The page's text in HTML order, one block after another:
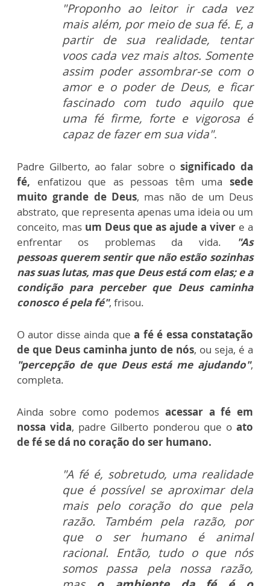
"Proponho ao leitor ir cada vez
mais além, por meio de sua fé. E, a
partir de sua realidade, tentar
voos cada vez mais altos. Somente
assim poder assombrar-se com o
amor e o poder de Deus, e ficar
fascinado com tudo aquilo que
uma fé firme, forte e vigorosa é
capaz de fazer em sua vida".
Padre Gilberto, ao falar sobre o significado da
fé, enfatizou que as pessoas têm umasede
muito grande de Deus, mas não de um Deus
abstrato, que representa apenas uma ideia ou um
conceito, mas um Deus que as ajude a viver e a
enfrentar os problemas da vida.
"As
pessoas querem sentir que não estão sozinhas
nas suas lutas, mas que Deus está com elas; e a
condição para perceber que Deus caminha
conosco é pela fé", frisou.
O autor disse ainda quea fé é essa constatação
de que Deus caminha junto de nós, ou seja, é a
"percepção de que Deus está me ajudando",
completa.
Ainda sobre como podemos acessar a fé em
nossa vida, padre Gilberto ponderou que oato
de fé se dá no coração do ser humano.
"A fé é, sobretudo, uma realidade
que é possível se aproximar dela
mais pelo coração do que pela
razão. Também pela razão, por
que o ser humano é animal
racional. Então, tudo o que nós
somos passa pela nossa razão,